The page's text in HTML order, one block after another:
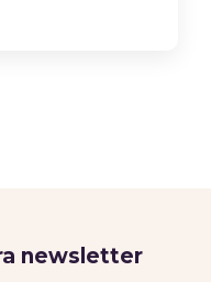
newsletter